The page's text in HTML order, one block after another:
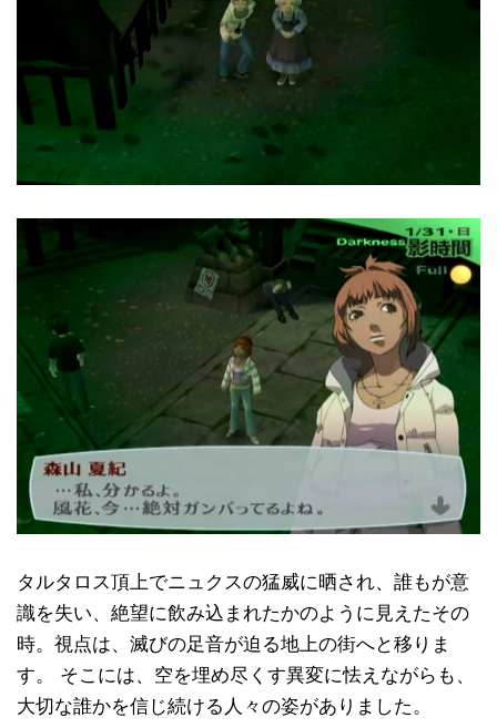
タルタロス頂上でニュクスの猛威に晒され、誰もが意
識を失い、絶望に飲み込まれたかのように見えたその
時。視点は、滅びの足音が迫る地上の街へと移りま
す。 そこには、空を埋め尽くす異変に怯えながらも、
大切な誰かを信じ続ける人々の姿がありました。